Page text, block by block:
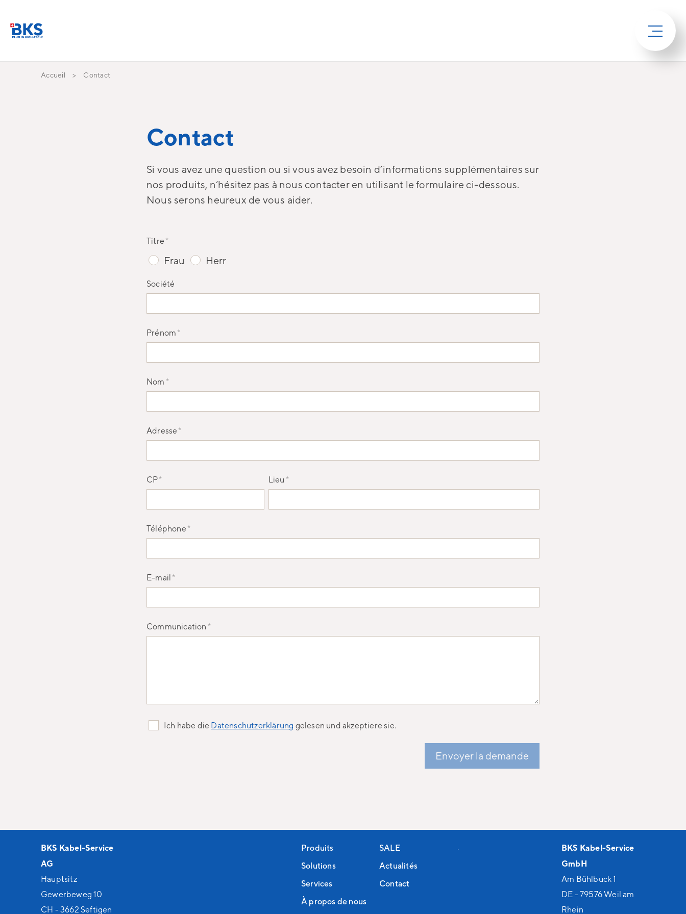
Accueil Contact
Contact
Si vous avez une question ou si vous avez besoin d’informations supplémentaires sur
nos produits, n’hésitez pas à nous contacter en utilisant le formulaire ci-dessous.
Nous serons heureux de vous aider.
Titre *
Frau Herr
Société
Prénom *
Nom *
Adresse *
CP* Lieu *
Téléphone *
E-mail *
Communication *
Ich habe die Datenschutzerklärung gelesen und akzeptiere sie.
Envoyer la demande
BKS Kabel-Service
AG
Hauptsitz
Gewerbeweg 10
CH - 3662 Seftigen
Produits
Solutions
Services
À propos de nous
SALE
Actualités
Contact
.
BKS Kabel-Service
GmbH
Am Bühlbuck 1
DE - 79576 Weil am
Rhein